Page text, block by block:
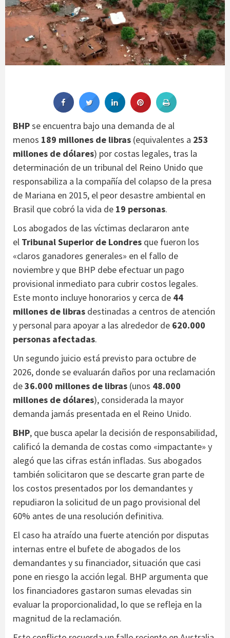
BHPse encuentra bajo una demanda de al
menos 189 millones de libras (equivalentes a 253
millones de dólares) por costas legales, tras la
determinación de un tribunal del Reino Unido que
responsabiliza a la compañía del colapso de la presa
de Mariana en 2015, el peor desastre ambiental en
Brasil que cobró la vida de 19 personas.
Los abogados de las víctimas declararon ante
el Tribunal Superior de Londres que fueron los
«claros ganadores generales» en el fallo de
noviembre y que BHP debe efectuar un pago
provisional inmediato para cubrir costos legales.
Este monto incluye honorarios y cerca de 44
millones de libras destinadas a centros de atención
y personal para apoyar a las alrededor de 620.000
personas afectadas.
Un segundo juicio está previsto para octubre de
2026, donde se evaluarán daños por una reclamación
de36.000 millones de libras (unos 48.000
millones de dólares), considerada la mayor
demanda jamás presentada en el Reino Unido.
BHP, que busca apelar la decisión de responsabilidad,
calificó la demanda de costas como «impactante» y
alegó que las cifras están infladas. Sus abogados
también solicitaron que se descarte gran parte de
los costos presentados por los demandantes y
repudiaron la solicitud de un pago provisional del
60% antes de una resolución definitiva.
El caso ha atraído una fuerte atención por disputas
internas entre el bufete de abogados de los
demandantes y su financiador, situación que casi
pone en riesgo la acción legal. BHP argumenta que
los financiadores gastaron sumas elevadas sin
evaluar la proporcionalidad, lo que se refleja en la
magnitud de la reclamación.